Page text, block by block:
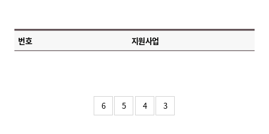
번호 지원사업
6 5 4 3